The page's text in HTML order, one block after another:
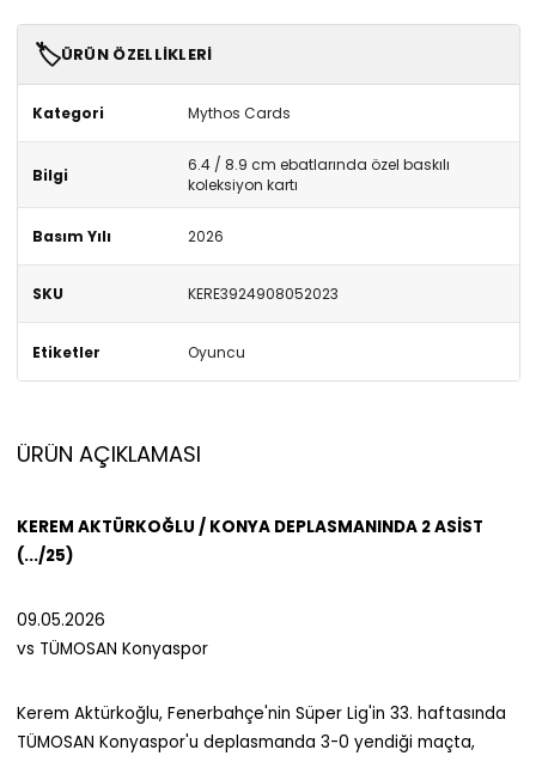
🏷️ÜRÜN ÖZELLIKLERI
Kategori Mythos Cards
Bilgi
6.4 / 8.9 cm ebatlarında özel baskılı
koleksiyon kartı
Basım Yılı 2026
SKU KERE3924908052023
Etiketler Oyuncu
ÜRÜN AÇIKLAMASI
KEREM AKTÜRKOĞLU / KONYA DEPLASMANINDA 2 ASİST
(.../25)
09.05.2026
vs TÜMOSAN Konyaspor
Kerem Aktürkoğlu, Fenerbahçe'nin Süper Lig'in 33. haftasında
TÜMOSAN Konyaspor'u deplasmanda 3-0 yendiği maçta,